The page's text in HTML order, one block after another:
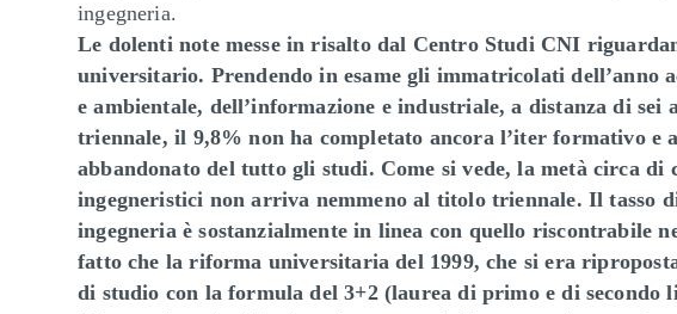
ingegneria.
Le dolenti note messe in risalto dal Centro Studi CNI
universitario. Prendendo in esame gli immatricolati dell’anno
e ambientale, dell’informazione e industriale, a distanza di
triennale, il 9,8% non ha completato ancora l’iter formativo
abbandonato del tutto gli studi. Come si vede, la metà circa
ingegneristici non arriva nemmeno al titolo triennale. Il tasso
ingegneria è sostanzialmente in linea con quello riscontrabile
fatto che la riforma universitaria del 1999, che si era
di studio con la formula del 3+2 (laurea di primo e di